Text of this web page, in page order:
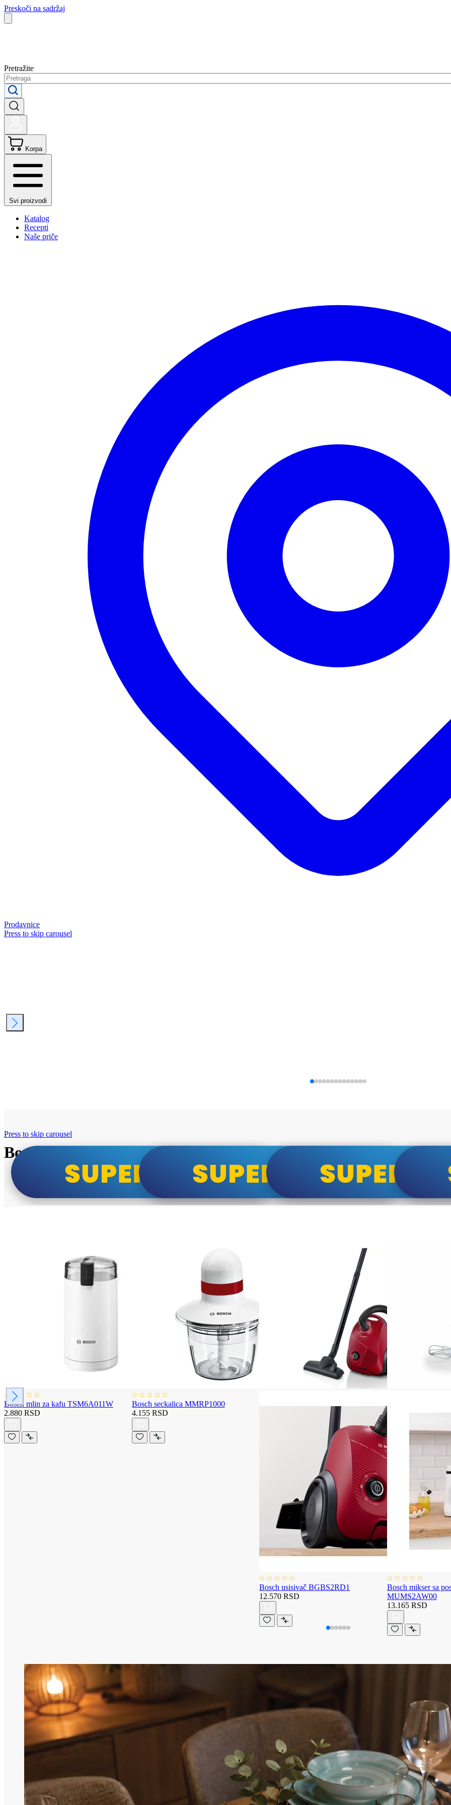
Preskoči na sadržaj
Pretražite
Korpa
Svi proizvodi
Katalog
Recepti
Naše priče
Prodavnice
Press to skip carousel
Bosch super cene
Press to skip carousel
Bosch mlin za kafu TSM6A011W
2.880 RSD
Bosch seckalica MMRP1000
4.155 RSD
Bosch usisivač BGBS2RD1
12.570 RSD
Bosch mikser sa
MUMS2AW00
13.165 RSD